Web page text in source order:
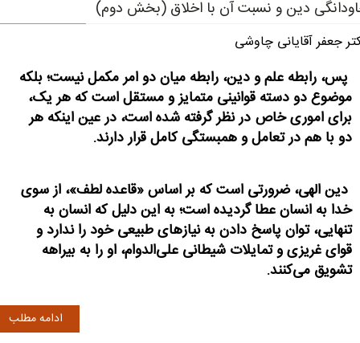
دین و نسبت آن با اخلاق (بخش دوم)
جعفر آقایانی چاوشی
پس، رابطه علم و دین، رابطه میان دو امر مکمل نیست؛ بلکه
موضوع دو دسته قوانینی متمایز و مستقل است که هر یک،
برای اموری خاص در نظر گرفته شده است، در عین اینکه هر
دو با هم در تعامل و همبستگی کامل قرار دارند.
دین الهی، ضرورتی است که بر اساس «قاعده لطف»، از سوی
خدا به انسان عطا گردیده است؛ به این دلیل که انسان به
تنهایی، توان پاسخ دادن به نیازهای طبیعی خود را ندارد و
قوای غریزی و تمایلات شیطانی علی‌الدوام، او را به بیراهه
تشویق می‌کنند.
ادامه مطلب